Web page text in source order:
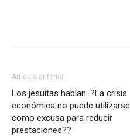
Artículo anterior
Los jesuitas hablan: ?La crisis
económica no puede utilizarse
como excusa para reducir
prestaciones??